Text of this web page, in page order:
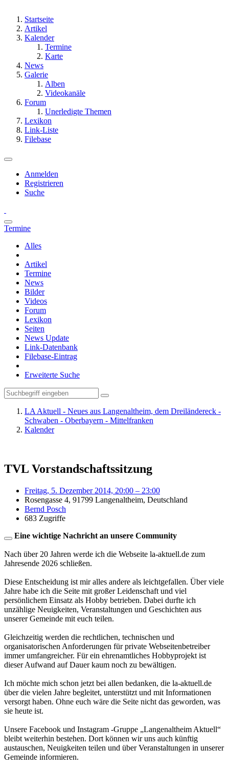
Startseite
Artikel
Kalender
Termine
Karte
News
Galerie
Alben
Videokanäle
Forum
Unerledigte Themen
Lexikon
Link-Liste
Filebase
Anmelden
Registrieren
Suche
Termine
Alles
Artikel
Termine
News
Bilder
Videos
Forum
Lexikon
Seiten
News Update
Link-Datenbank
Filebase-Eintrag
Erweiterte Suche
LA Aktuell - Neues aus Langenaltheim, dem Dreiländereck -
Schwaben - Oberbayern - Mittelfranken
Kalender
TVL Vorstandschaftssitzung
Freitag, 5. Dezember 2014, 20:00 – 23:00
Rosengasse 4, 91799 Langenaltheim, Deutschland
Bernd Posch
683 Zugriffe
Eine wichtige Nachricht an unsere Community
Nach über 20 Jahren werde ich die Webseite la-aktuell.de zum
Jahresende 2026 schließen.
Diese Entscheidung ist mir alles andere als leichtgefallen. Über viele
Jahre habe ich die Seite mit großer Leidenschaft und viel
persönlichem Einsatz als Hobby betrieben. Dabei durfte ich
unzählige Neuigkeiten, Veranstaltungen und Geschichten aus
unserer Gemeinde mit euch teilen.
Gleichzeitig werden die rechtlichen, technischen und
organisatorischen Anforderungen für private Webseitenbetreiber
immer umfangreicher. Für ein ehrenamtliches Hobbyprojekt ist
dieser Aufwand auf Dauer kaum noch zu bewältigen.
Ich möchte mich schon jetzt bei allen bedanken, die la-aktuell.de
über die vielen Jahre begleitet, unterstützt und mit Informationen
versorgt haben. Ohne euch wäre die Seite nicht das geworden, was
sie heute ist.
Unsere Facebook und Instagram -Gruppe „Langenaltheim Aktuell“
bleibt weiterhin bestehen. Dort können wir uns auch künftig
austauschen, Neuigkeiten teilen und über Veranstaltungen in unserer
Gemeinde informieren.